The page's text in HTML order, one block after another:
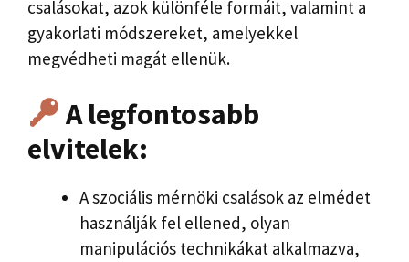
csalásokat, azok különféle formáit, valamint a
gyakorlati módszereket, amelyekkel
megvédheti magát ellenük.
A legfontosabb
elvitelek:
A szociális mérnöki csalások az elmédet
használják fel ellened, olyan
manipulációs technikákat alkalmazva,